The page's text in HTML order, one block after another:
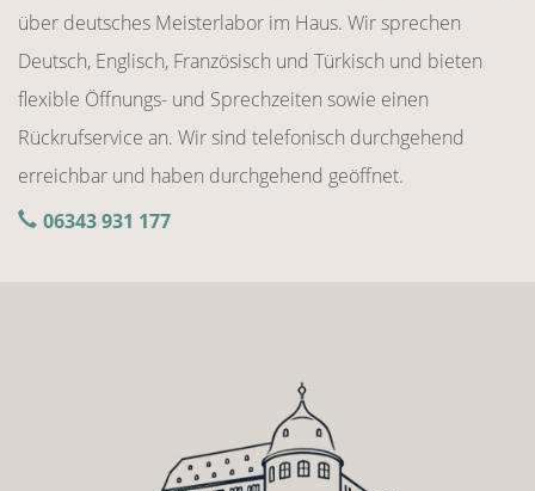
über deutsches Meisterlabor im Haus. Wir sprechen
Deutsch, Englisch, Französisch und Türkisch und bieten
flexible Öffnungs- und Sprechzeiten sowie einen
Rückrufservice an. Wir sind telefonisch durchgehend
erreichbar und haben durchgehend geöffnet.
06343 931 177